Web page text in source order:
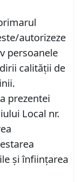
autorizeze
persoanele
calităţii de
prezentei
Local nr.
şi înfiinţarea